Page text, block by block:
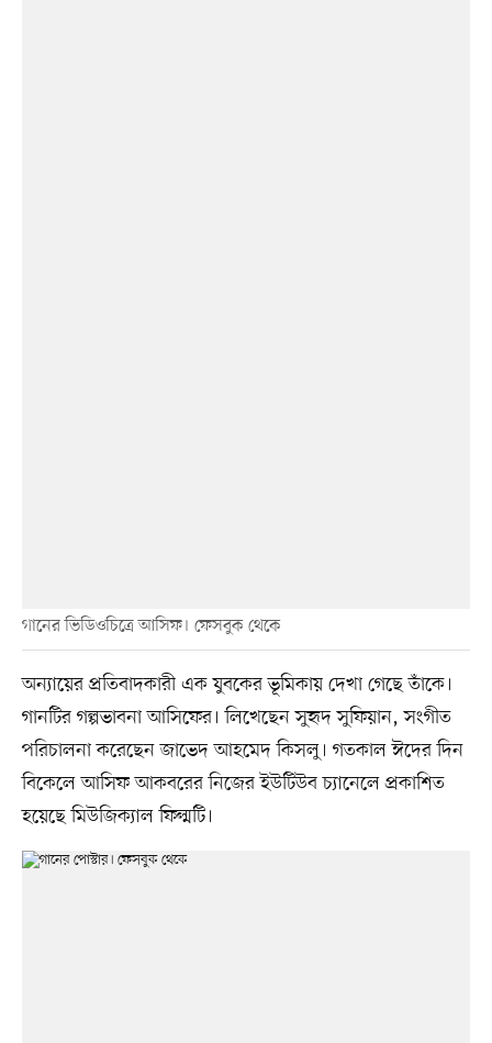
গানের ভিডিওচিত্রে আসিফ। ফেসবুক থেকে
অন্যায়ের প্রতিবাদকারী এক যুবকের ভূমিকায় দেখা গেছে তাঁকে।
গানটির গল্পভাবনা আসিফের। লিখেছেন সুহৃদ সুফিয়ান, সংগীত
পরিচালনা করেছেন জাভেদ আহমেদ কিসলু। গতকাল ঈদের দিন
বিকেলে আসিফ আকবরের নিজের ইউটিউব চ্যানেলে প্রকাশিত
হয়েছে মিউজিক্যাল ফিল্মটি।